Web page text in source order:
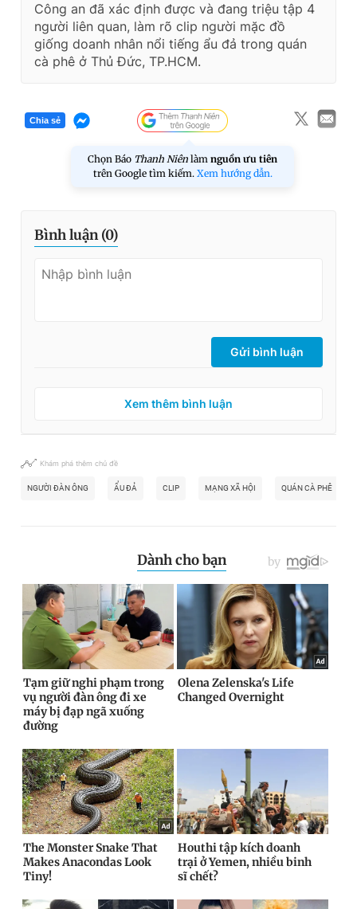
Công an đã xác định được và đang triệu tập 4
người liên quan, làm rõ clip người mặc đồ
giống doanh nhân nổi tiếng ẩu đả trong quán
cà phê ở Thủ Đức, TP.HCM.
Chia sẻ
Chọn Báo Thanh Niên làm nguồn ưu tiên
trên Google tìm kiếm. Xem hướng dẫn.
Bình luận (0)
Gửi bình luận
Xem thêm bình luận
Khám phá thêm chủ đề
NGƯỜI ĐÀN ÔNG ẨU ĐẢ CLIP MẠNG XÃ HỘI QUÁN CÀ PHÊ